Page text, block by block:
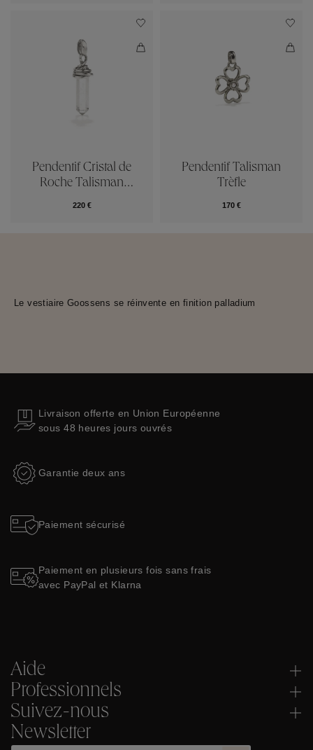
Pendentif Cristal de
Roche Talisman
220 €
Pendentif Talisman
Trèfle
170 €
Le vestiaire Goossens se réinvente en finition palladium
Livraison offerte en Union Européenne
sous 48 heures jours ouvrés
Garantie deux ans
Paiement sécurisé
Paiement en plusieurs fois sans frais
avec PayPal et Klarna
Aide
Professionnels
Suivez-nous
Newsletter